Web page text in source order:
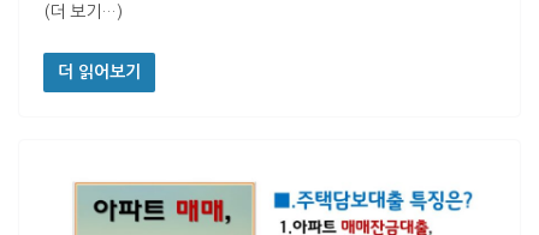
(더 보기…)
더 읽어보기